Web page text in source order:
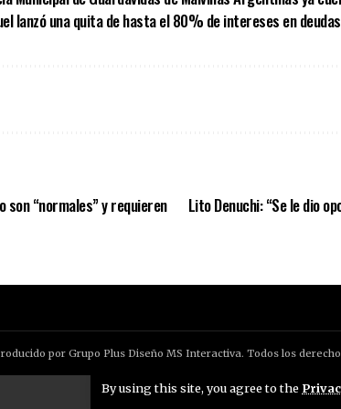
By using this site, you agree to the
lanzó una quita de hasta el 80% de intereses en
son “normales” y requieren
Lito Denuchi: “Se le dio
por Grupo Plus Diseño MS Interactiva. Todos los
Aviso Legal Política de